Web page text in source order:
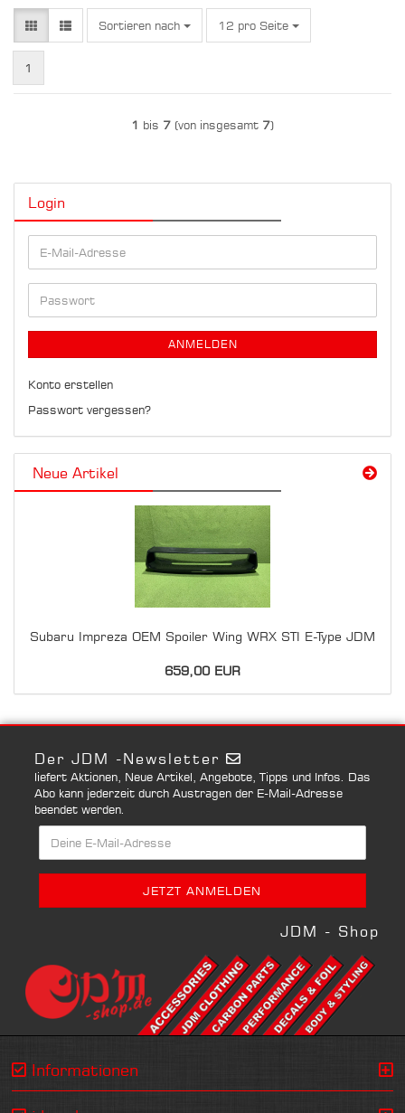
Sortieren nach
Sortieren nach 12 pro Seite
pro Seite
1
1 bis 7 (von insgesamt 7)
Login
E-
Mail-
Adresse
Passwort
ANMELDEN
Konto erstellen
Passwort vergessen?
Neue Artikel
Subaru Impreza OEM Spoiler Wing WRX STI E-Type JDM
659,00 EUR
Der JDM -Newsletter
liefert Aktionen, Neue Artikel, Angebote, Tipps und Infos. Das
Abo kann jederzeit durch Austragen der E-Mail-Adresse
beendet werden.
JDM - Shop
Informationen